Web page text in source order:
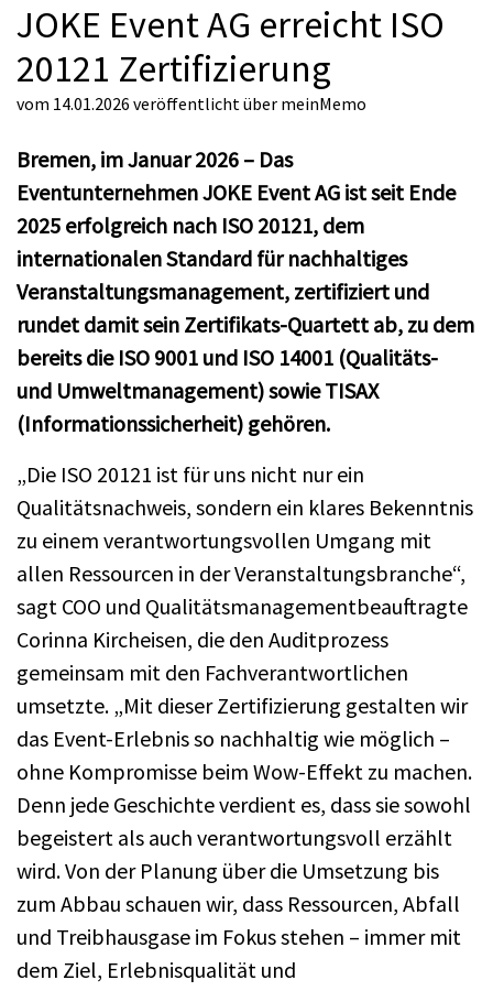
JOKE Event AG erreicht ISO
20121 Zertifizierung
vom 14.01.2026 veröffentlicht über meinMemo
Bremen, im Januar 2026 – Das
Eventunternehmen JOKE Event AG ist seit Ende
2025 erfolgreich nach ISO 20121, dem
internationalen Standard für nachhaltiges
Veranstaltungsmanagement, zertifiziert und
rundet damit sein Zertifikats-Quartett ab, zu dem
bereits die ISO 9001 und ISO 14001 (Qualitäts-
und Umweltmanagement) sowie TISAX
(Informationssicherheit) gehören.
„Die ISO 20121 ist für uns nicht nur ein
Qualitätsnachweis, sondern ein klares Bekenntnis
zu einem verantwortungsvollen Umgang mit
allen Ressourcen in der Veranstaltungsbranche“,
sagt COO und Qualitätsmanagementbeauftragte
Corinna Kircheisen, die den Auditprozess
gemeinsam mit den Fachverantwortlichen
umsetzte. „Mit dieser Zertifizierung gestalten wir
das Event-Erlebnis so nachhaltig wie möglich –
ohne Kompromisse beim Wow-Effekt zu machen.
Denn jede Geschichte verdient es, dass sie sowohl
begeistert als auch verantwortungsvoll erzählt
wird. Von der Planung über die Umsetzung bis
zum Abbau schauen wir, dass Ressourcen, Abfall
und Treibhausgase im Fokus stehen – immer mit
dem Ziel, Erlebnisqualität und